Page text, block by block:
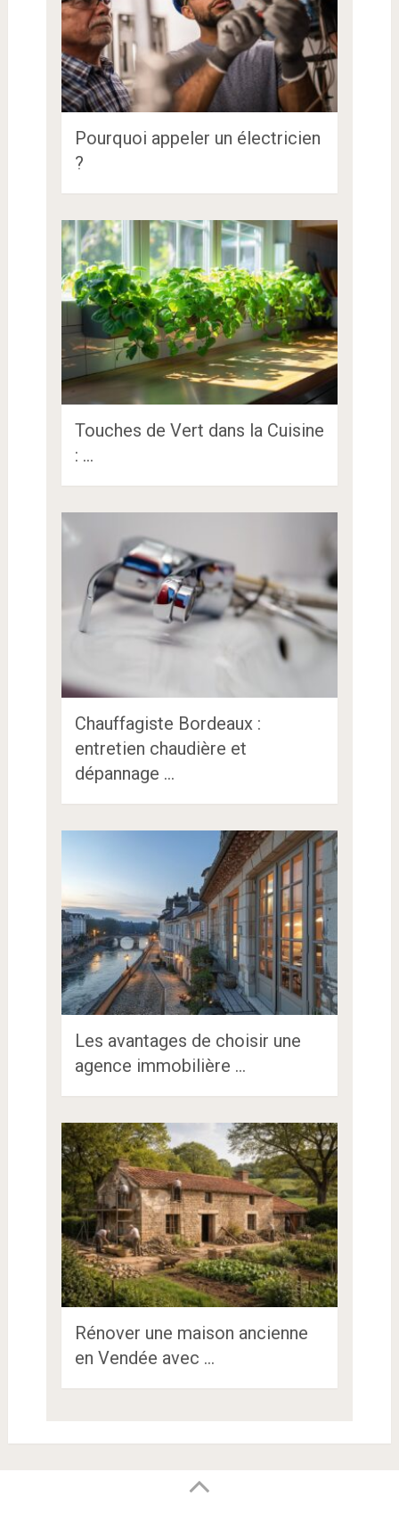
Pourquoi appeler un électricien
?
Touches de Vert dans la Cuisine
: …
Chauffagiste Bordeaux :
entretien chaudière et
dépannage …
Les avantages de choisir une
agence immobilière …
Rénover une maison ancienne
en Vendée avec …